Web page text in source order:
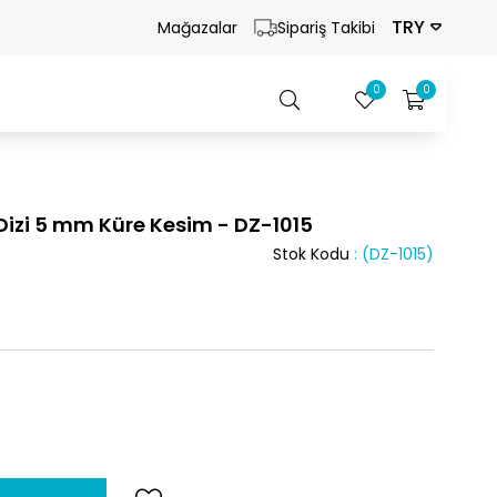
Mağazalar Sipariş Takibi TRY
0
0
5 mm Küre Kesim - DZ-1015
(DZ-1015)
Stok Kodu